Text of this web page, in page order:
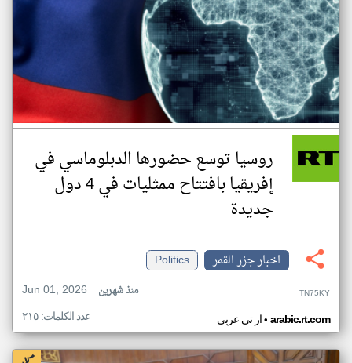
روسيا توسع حضورها الدبلوماسي في
إفريقيا بافتتاح ممثليات في 4 دول
جديدة
اخبار جزر القمر
Politics
Jun 01, 2026
منذ شهرين TN75KY
ار تي عربي• arabic.rt.com عدد الكلمات: ٢١٥